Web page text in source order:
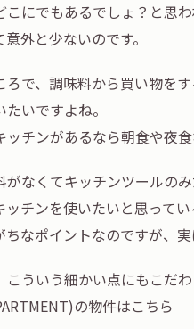
こにでもあるでしょ？と思
外と少ないのです。
ろで、調味料から買い物を
いですよね。
ッチンがあるなら朝食や夜
がなくてキッチンツールの
ッチンを使いたいと思って
ちなポイントなのですが、
こういう細かい点にもこだ
の物件はこちら